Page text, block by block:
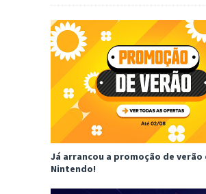
Já arrancou a promoção de verão
Nintendo!